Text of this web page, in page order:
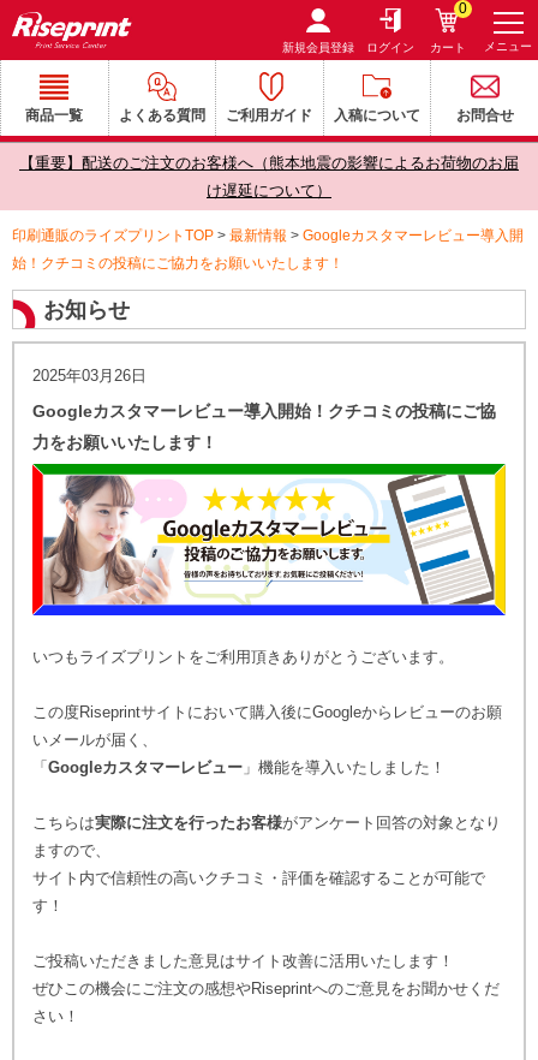
新規会員登録 ログイン カート
0
メニュー
商品一覧 よくある質問 ご利用ガイド 入稿について お問合せ
【重要】配送のご注文のお客様へ（熊本地震の影響によるお荷物のお届
け遅延について）
印刷通販のライズプリントTOP > 最新情報 > Googleカスタマーレビュー導入開
始！クチコミの投稿にご協力をお願いいたします！
お知らせ
2025年03月26日
Googleカスタマーレビュー導入開始！クチコミの投稿にご協
力をお願いいたします！
いつもライズプリントをご利用頂きありがとうございます。
この度Riseprintサイトにおいて購入後にGoogleからレビューのお願
いメールが届く、
「Googleカスタマーレビュー 」機能を導入いたしました！
こちらは実際に注文を行ったお客様がアンケート回答の対象となり
ますので、
サイト内で信頼性の高いクチコミ・評価を確認することが可能で
す！
ご投稿いただきました意見はサイト改善に活用いたします！
ぜひこの機会にご注文の感想やRiseprintへのご意見をお聞かせくだ
さい！